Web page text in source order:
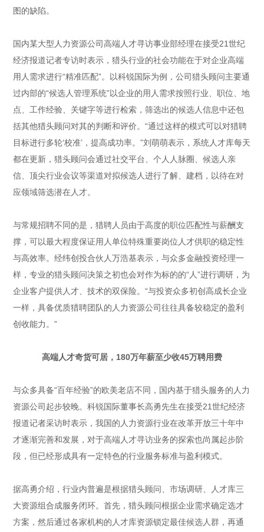
图的缺陷。
国内某大型人力资源公司高端人才寻访事业部经理在接受21世纪
经济报道记者专访时表示，猎头行业的社会功能在于对企业高端
用人需求进行“精准匹配”。以科锐国际为例，公司猎头顾问主要通
过内部的“候选人管理系统”以企业的用人需求按照行业、职位、地
点、工作经验、关键字等进行检索，筛选出的候选人信息中还包
括其他猎头顾问对其的判断和评价。“通过这样的模式可以对猎聘
目标进行多轮‘校准’，提高成功率。”刘萌萌表示，系统人才库每天
都在更新，猎头顾问会通过社交平台、个人人脉圈、候选人亲
信、顶尖行业会议等渠道对拟候选人进行了解、建档，以待在对
应领域筛选潜在人才。
与常规招聘不同的是，猎聘人员由于高度的职位匹配性与薪酬支
撑，可以最大程度保证用人单位特殊重要岗位人才供职的稳定性
与高效率。经纬创投合伙人万浩基表示，与众多金融投资经理一
样，专业的猎头顾问决策之初也会对作为标的的“人”进行调研，为
企业客户提供人才、技术的双保险。“与投资众多初创高成长企业
一样，具备优质猎聘团队的人力资源公司往往具备较稳定的盈利
创收能力。”
高端人才奇货可居，180万年薪至少收45万聘用费
与众多具备“百年经验”的欧美老店不同，国内基于猎头服务的人力
资源公司起步较晚。科锐国际董事长高勇先生在接受21世纪经济
报道记者采访时表示，我国的人力资源行业在改革开放三十年中
才逐渐完善和发展，对于高端人才寻访业务的探索也尚属起步阶
段，但已经形成具有一定特色的行业服务标准与盈利模式。
据高勇介绍，行业内普遍是根据猎头顾问、市场调研、人才库三
大资源组合成服务闭环。首先，猎头顾问根据企业需求确定选才
方案，然后通过各家机构的人才库资源锁定最佳候选人群，再通